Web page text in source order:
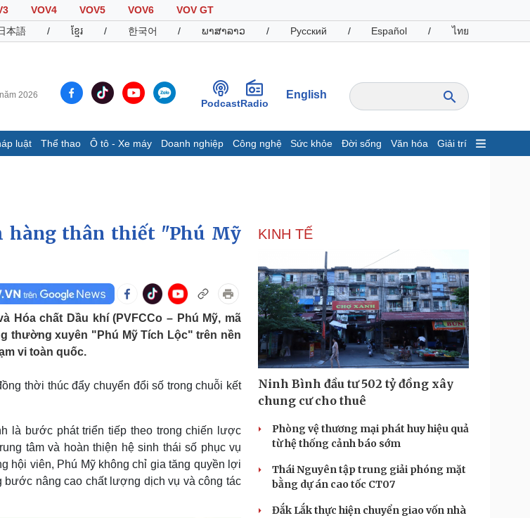
VOV4 VOV5 VOV6
VOV GT
本語 / ខ្មែរ / 한국어 / ພາສາລາວ / Русский / Español / ไทย
2026
PodcastRadio
English
luật Thể thao Ô tô - Xe máy Doanh nghiệp Công nghệ Sức khỏe Đời sống Văn hóa Giải trí
Infographic
Giá cà phê
đá
Ô tô - Xe máy
Ô tô
Xe máy
Tư vấn
Doanh nghiệp
Thông tin doanh nghiệp
Doanh nghiệp 24h
Doanh nhân
Vì cộng đồng
Công nghệ
Sành điệu
Tin Công nghệ
Trải nghiệm
Chuyển đổi số
Giải trí
Thời trang
Du lịch
Săn Tour
check-in
Podcast
Đọc truyện đêm khuya
Cửa sổ tình yêu
Hạt giống tâm hồn
hàng thân thiết "Phú Mỹ
Hóa chất Dầu khí (PVFCCo – Phú Mỹ, mã
thường xuyên "Phú Mỹ Tích Lộc" trên nền
vi toàn quốc.
thời thúc đẩy chuyển đổi số trong chuỗi kết
là bước phát triển tiếp theo trong chiến lược
tâm và hoàn thiện hệ sinh thái số phục vụ
hội viên, Phú Mỹ không chỉ gia tăng quyền lợi
nâng cao chất lượng dịch vụ và công tác
KINH TẾ
Ninh Bình đầu tư 502 tỷ đồng xây
chung cư cho thuê
Phòng vệ thương mại phát huy hiệu quả
từ hệ thống cảnh báo sớm
Thái Nguyên tập trung giải phóng mặt
bằng dự án cao tốc CT07
Đắk Lắk thực hiện chuyển giao vốn nhà